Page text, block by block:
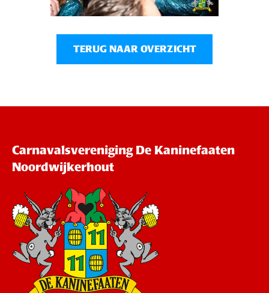
TERUG NAAR OVERZICHT
Carnavalsvereniging De Kaninefaaten
Noordwijkerhout